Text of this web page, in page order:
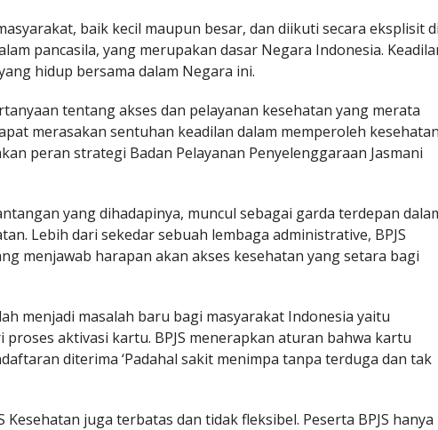
baik kecil maupun besar, dan diikuti secara eksplisit di
pancasila, yang merupakan dasar Negara Indonesia.
hidup bersama dalam Negara ini.
tentang akses dan pelayanan kesehatan yang merata
merasakan sentuhan keadilan dalam memperoleh kesehatan
peran strategi Badan Pelayanan Penyelenggaraan Jasmani
yang dihadapinya, muncul sebagai garda terdepan
Lebih dari sekedar sebuah lembaga administrative, BPJS
menjawab harapan akan akses kesehatan yang setara bagi
menjadi masalah baru bagi masyarakat Indonesia yaitu
proses aktivasi kartu. BPJS menerapkan aturan bahwa kartu
diterima ‘Padahal sakit menimpa tanpa terduga dan tak
juga terbatas dan tidak fleksibel. Peserta BPJS hanya